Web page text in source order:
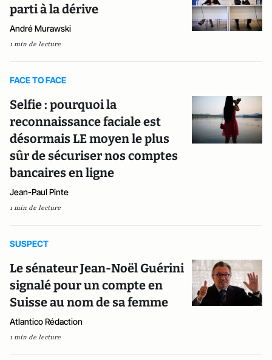
parti à la dérive
André Murawski
1 min de lecture
FACE TO FACE
Selfie : pourquoi la
reconnaissance faciale est
désormais LE moyen le plus
sûr de sécuriser nos comptes
bancaires en ligne
Jean-Paul Pinte
1 min de lecture
SUSPECT
Le sénateur Jean-Noël Guérini
signalé pour un compte en
Suisse au nom de sa femme
Atlantico Rédaction
1 min de lecture